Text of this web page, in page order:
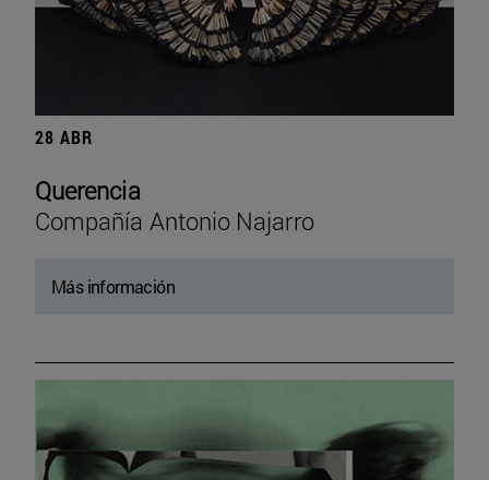
28 ABR
Querencia
Compañía Antonio Najarro
Más información